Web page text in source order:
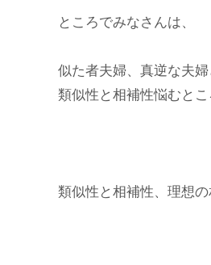
ところでみなさんは、
似た者夫婦、真逆な夫
類似性と相補性悩むと
類似性と相補性、理想